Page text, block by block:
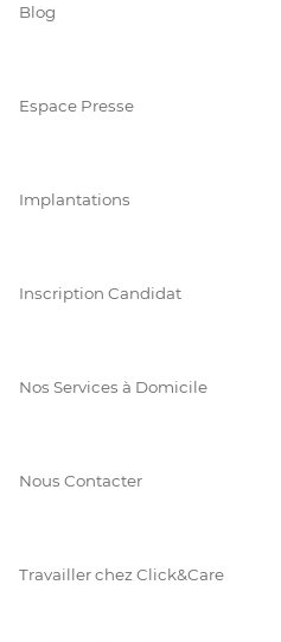
Blog
Espace Presse
Implantations
Inscription Candidat
Nos Services à Domicile
Nous Contacter
Travailler chez Click&Care